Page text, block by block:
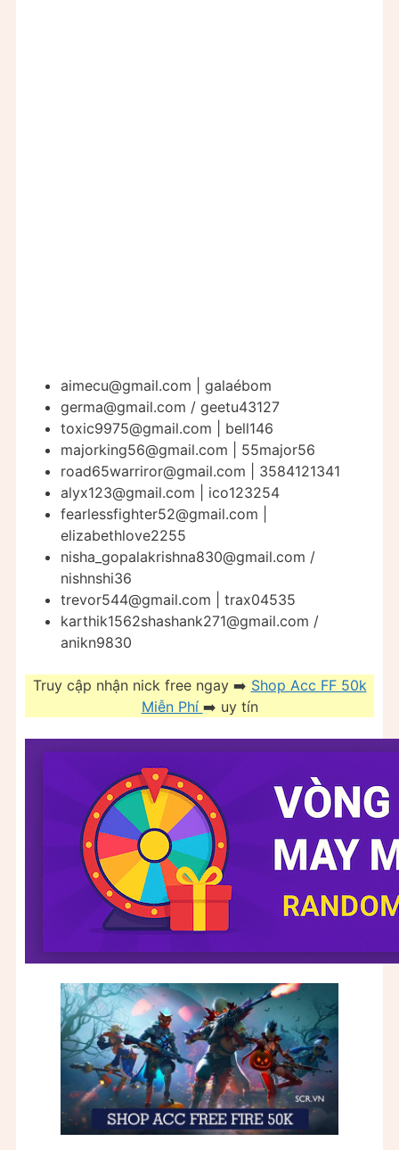
aimecu@gmail.com | galaébom
germa@gmail.com / geetu43127
toxic9975@gmail.com | bell146
majorking56@gmail.com | 55major56
road65warriror@gmail.com | 3584121341
alyx123@gmail.com | ico123254
fearlessfighter52@gmail.com
elizabethlove2255
nisha_gopalakrishna830@gmail.com /
nishnshi36
trevor544@gmail.com | trax04535
karthik1562shashank271@gmail.com /
anikn9830
Truy cập nhận nick free ngay ➡️ Shop Acc FF 50k
Miễn Phí ➡️ uy tín